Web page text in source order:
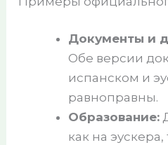
Документы и
Обе версии
испанском и
равноправны.
Образование:
как на эускера,